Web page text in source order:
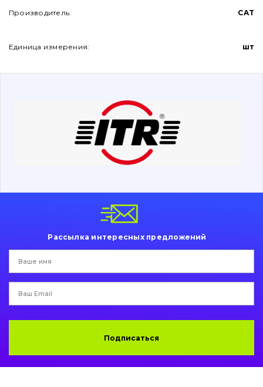
Контакты
Вакансии
Фильтры и смазочные материалы
Болты, гайки и элементы крепления
Коронки, зубья, адаптера, пальцы, фиксаторы
Ножи, режущие кромки
Подушки амортизационные
Пальци и втулки
написати
зателефонувати
Производитель: CAT
Единица измерения: шт
Рассылка интересных предложений
Подписаться